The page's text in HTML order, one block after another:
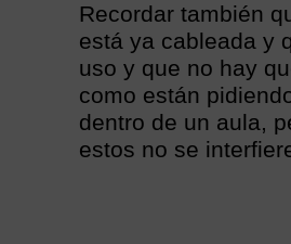
Recordar también
está ya cableada y
uso y que no hay
como están
dentro de un aula,
estos no se